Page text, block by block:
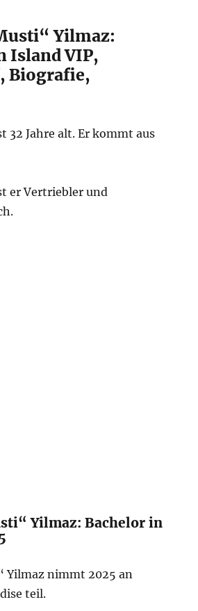
Yilmaz:
Island VIP,
Biografie,
32 Jahre alt. Er kommt aus
er Vertriebler und
Yilmaz: Bachelor in
Yilmaz nimmt 2025 an
teil.